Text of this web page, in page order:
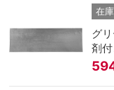
在
グ
剤